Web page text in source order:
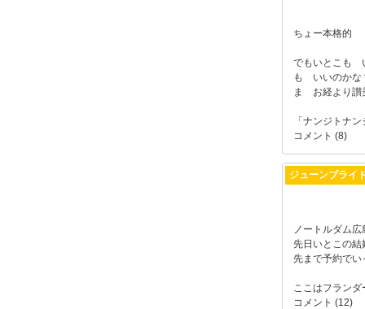
ちょー本格的
でもいとこも
も いいのかな
ま お経より讃
「ナンジトナ
コメント (8)
ジューンブライ
ノートルダム
先日いとこの
先まで予約でい
ここはフラン
コメント (12)